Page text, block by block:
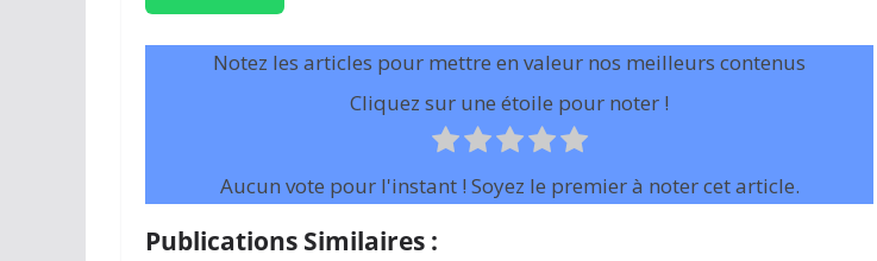
Notez les articles pour mettre en valeur nos meilleurs contenus
Cliquez sur une étoile pour noter !
Aucun vote pour l'instant ! Soyez le premier à noter cet article.
Publications Similaires :